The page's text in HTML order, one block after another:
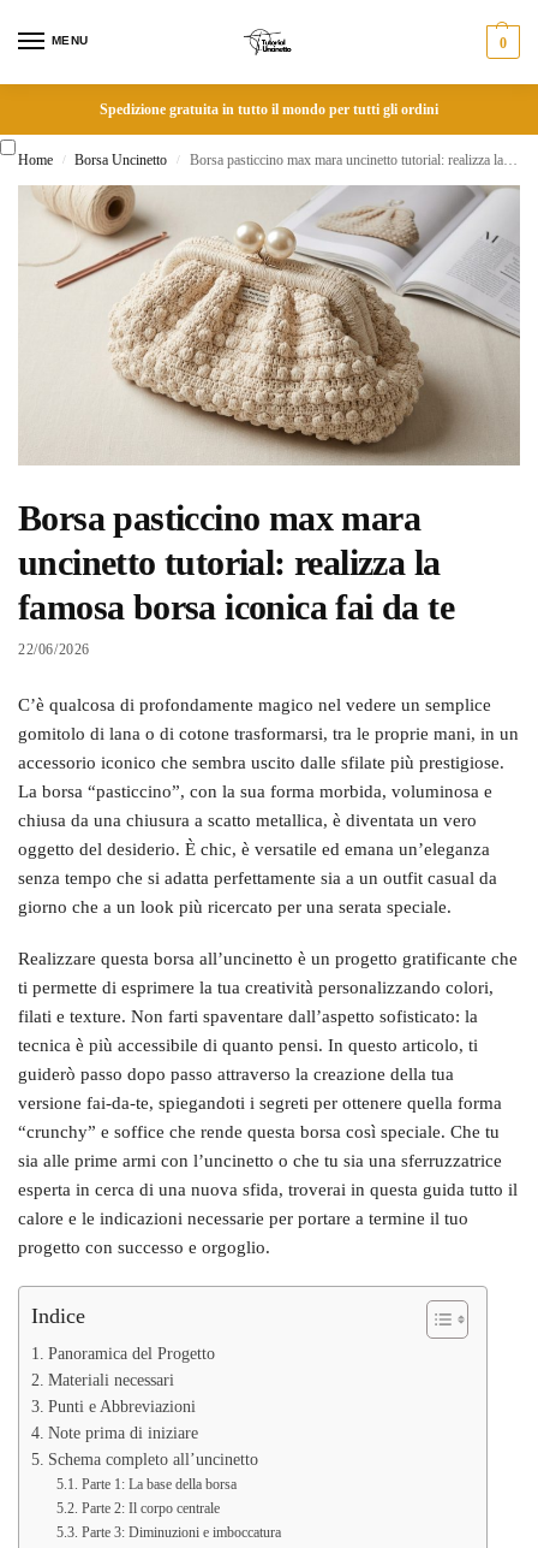
MENU 0
Spedizione gratuita in tutto il mondo per tutti gli ordini
Home / Borsa Uncinetto / Borsa pasticcino max mara uncinetto tutorial: realizza la famosa borsa iconica fai da te
Borsa pasticcino max mara
uncinetto tutorial: realizza la
famosa borsa iconica fai da te
22/06/2026
C’è qualcosa di profondamente magico nel vedere un semplice
gomitolo di lana o di cotone trasformarsi, tra le proprie mani, in un
accessorio iconico che sembra uscito dalle sfilate più prestigiose.
La borsa “pasticcino”, con la sua forma morbida, voluminosa e
chiusa da una chiusura a scatto metallica, è diventata un vero
oggetto del desiderio. È chic, è versatile ed emana un’eleganza
senza tempo che si adatta perfettamente sia a un outfit casual da
giorno che a un look più ricercato per una serata speciale.
Realizzare questa borsa all’uncinetto è un progetto gratificante che
ti permette di esprimere la tua creatività personalizzando colori,
filati e texture. Non farti spaventare dall’aspetto sofisticato: la
tecnica è più accessibile di quanto pensi. In questo articolo, ti
guiderò passo dopo passo attraverso la creazione della tua
versione fai-da-te, spiegandoti i segreti per ottenere quella forma
“crunchy” e soffice che rende questa borsa così speciale. Che tu
sia alle prime armi con l’uncinetto o che tu sia una sferruzzatrice
esperta in cerca di una nuova sfida, troverai in questa guida tutto il
calore e le indicazioni necessarie per portare a termine il tuo
progetto con successo e orgoglio.
Indice
Panoramica del Progetto
Materiali necessari
Punti e Abbreviazioni
Note prima di iniziare
Schema completo all’uncinetto
Parte 1: La base della borsa
Parte 2: Il corpo centrale
Parte 3: Diminuzioni e imboccatura